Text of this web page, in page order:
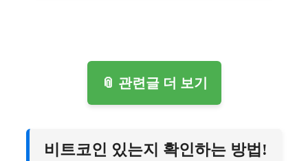
📎 관련글 더 보기
비트코인 있는지 확인하는 방법!